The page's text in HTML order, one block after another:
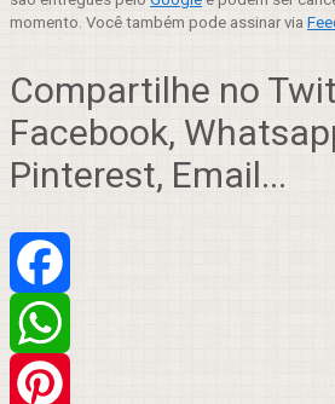
momento. Você também pode assinar via
Compartilhe no
Facebook,
Pinterest, Email...
Facebook
WhatsApp